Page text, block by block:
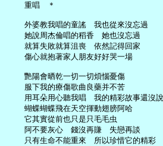
     重唱　＊
     外婆教我唱的童謠　我也從來沒忘過
     她說周杰倫唱的稻香　她也沒忘過
     就算失敗就算沮喪　依然記得回家
     傷心就抱著家人朋友好好哭一場
     艷陽會晒乾一切一切煩惱憂傷
     服下我的療傷歌曲良藥并不苦
用耳朵用心聽我唱　我的精彩故事還沒
     蝴蝶蝴蝶飛在天空揮動翅膀阿哈
     它其實從前也只是只毛毛虫
     阿不要灰心　錢沒再賺　失戀再談
     只有生命不能重來　所以珍惜它的精彩